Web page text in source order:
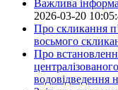
Важлива
2026-03-20
Про скликання
восьмого
Про
водовідведення